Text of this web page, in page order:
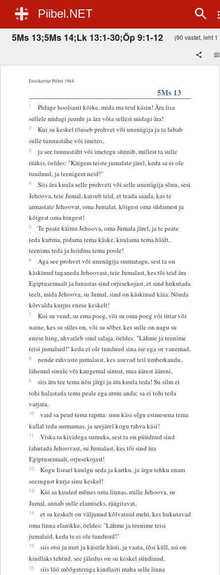
Piibel.NET
5Ms 13;5Ms 14;Lk 13:1-30;Õp 9:1-12 (90 vastet, leht 1
Eestikeelne Piibel 1968
5Ms 13
1
Pidage hoolsasti kõike, mida ma teid käsin! Ära lisa
sellele midagi juurde ja ära võta sellest midagi ära!
2
Kui su keskel tõuseb prohvet või unenägija ja ta lubab
sulle tunnustähe või imeteo,
3
ja see tunnustäht või imetegu sünnib, millest ta sulle
rääkis, öeldes: "Käigem teiste jumalate järel, keda sa ei ole
tundnud, ja teenigem neid!"
4
Siis ära kuula selle prohveti või selle unenägija sõnu, sest
Jehoova, teie Jumal, katsub teid, et teada saada, kas te
armastate Jehoovat, oma Jumalat, kõigest oma südamest ja
kõigest oma hingest!
5
Te peate käima Jehoova, oma Jumala järel, ja te peate
teda kartma, pidama tema käske, kuulama tema häält,
teenima teda ja hoidma tema poole!
6
Aga see prohvet või unenägija surmatagu, sest ta on
käskinud taganeda Jehoovast, teie Jumalast, kes tõi teid ära
Egiptusemaalt ja lunastas sind orjusekojast, et sind hukutada
teelt, mida Jehoova, su Jumal, sind on käskinud käia. Nõnda
kõrvalda kurjus enese keskelt!
7
Kui su vend, su ema poeg, või su oma poeg või tütar või
naine, kes su süles on, või su sõber, kes sulle on nagu su
enese hing, ahvatleb sind salaja, öeldes: "Lähme ja teenime
teisi jumalaid!" keda ei ole tundnud sina ise ega su vanemad,
8
nende rahvaste jumalaist, kes asuvad teil ümberkaudu,
lähemal sinule või kaugemal sinust, maa äärest ääreni,
9
siis ära tee tema nõu järgi ja ära kuula teda! Su silm ei
tohi halastada tema peale ega armu anda; sa ei tohi teda
varjata,
10
vaid sa pead tema tapma: sinu käsi olgu esimesena tema
kallal teda surmamas, ja seejärel kogu rahva käsi!
11
Viska ta kividega surnuks, sest ta on püüdnud sind
lahutada Jehoovast, su Jumalast, kes tõi sind ära
Egiptusemaalt, orjusekojast!
12
Kogu Iisrael kuulgu seda ja kartku, ja ärgu tehku enam
seesugust kurja sinu keskel!
13
Kui sa kuuled mõnes oma linnas, mille Jehoova, su
Jumal, annab sulle elamiseks, räägitavat,
14
et su keskelt on väljunud kõlvatuid mehi, kes hukutavad
oma linna elanikke, öeldes: "Lähme ja teenime teisi
jumalaid, keda te ei ole tundnud!"
15
siis otsi ja uuri ja küsitle hästi, ja vaata, tõsi küll, asi on
kindlaks tehtud, see jäledus on su keskel sündinud,
16
siis löö mõõgateraga kindlasti maha selle linna